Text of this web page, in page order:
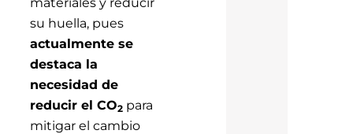
su huella, pues
actualmente se
destaca la
necesidad de
reducir el CO2para
mitigar el cambio